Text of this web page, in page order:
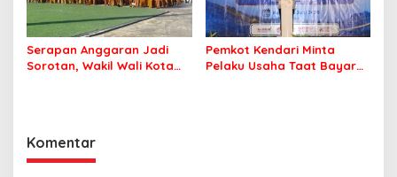
Serapan Anggaran Jadi
Sorotan, Wakil Wali Kota
Pemkot Kendari Minta
Pelaku Usaha Taat Bayar
Komentar